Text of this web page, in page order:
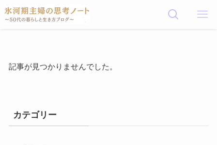
記事が見つかりませんでした。
カテゴリー